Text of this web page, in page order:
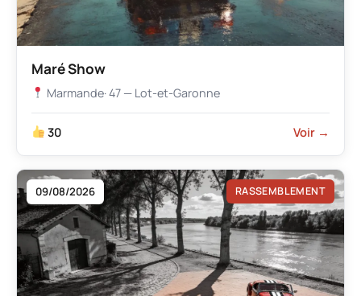
Maré Show
Marmande· 47 — Lot-et-Garonne
30 Voir →
09/08/2026 RASSEMBLEMENT